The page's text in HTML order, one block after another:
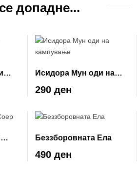
допадне...
Исидора Мун оди на
кампување
290 ден
Беззборовната Ела
490 ден